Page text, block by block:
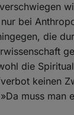
bei
die
die
keinen
muss man